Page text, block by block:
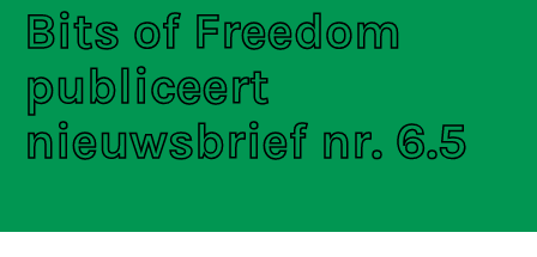
Bits of Freedom
publiceert
nieuwsbrief nr. 6.5